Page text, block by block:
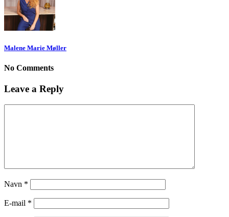
Malene Marie Møller
No Comments
Leave a Reply
Navn *
E-mail *